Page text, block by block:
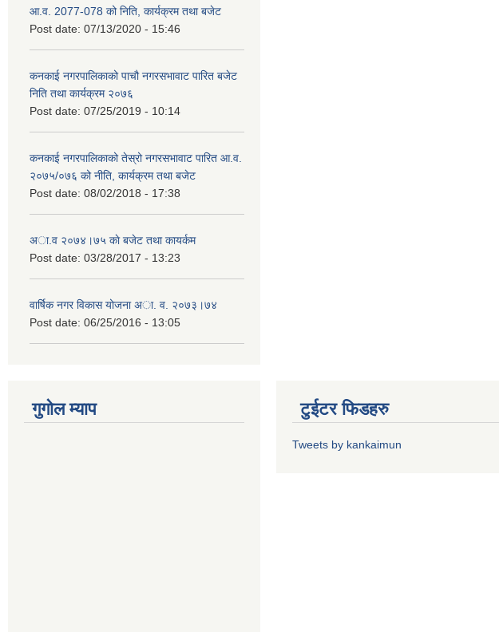
आ.व. 2077-078 को निति, कार्यक्रम तथा बजेट
Post date: 07/13/2020 - 15:46
कनकाई नगरपालिकाको पाचौ नगरसभावाट पारित बजेट
निति तथा कार्यक्रम २०७६
Post date: 07/25/2019 - 10:14
कनकाई नगरपालिकाको तेस्रो नगरसभावाट पारित आ.व.
२०७५/०७६ को नीति, कार्यक्रम तथा बजेट
Post date: 08/02/2018 - 17:38
अा.व २०७४।७५ काे बजेट तथा कायर्कम
Post date: 03/28/2017 - 13:23
वार्षिक नगर विकास योजना अा. व. २०७३।७४
Post date: 06/25/2016 - 13:05
गुगोल म्याप टुईटर फिडहरु
Tweets by kankaimun